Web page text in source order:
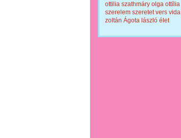
ottilia szathmáry olga ottília
szerelem szeretet vers vida
zoltán Ágota lászló élet